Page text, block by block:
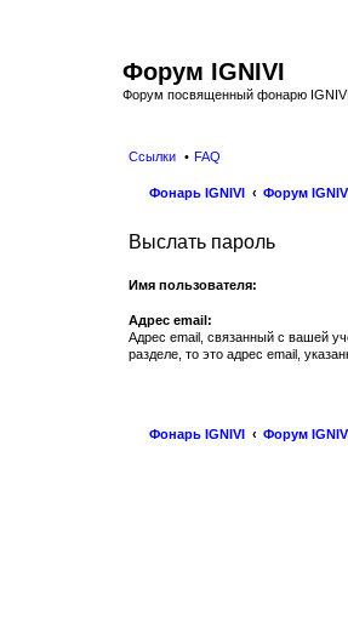
Форум IGNIVI
Форум посвященный фонарю IGNIVI
Ссылки FAQ
Фонарь IGNIVI Форум
Выслать пароль
Имя пользователя:
Адрес email:
Адрес email, связанный с вашей
разделе, то это адрес email,
Фонарь IGNIVI Форум